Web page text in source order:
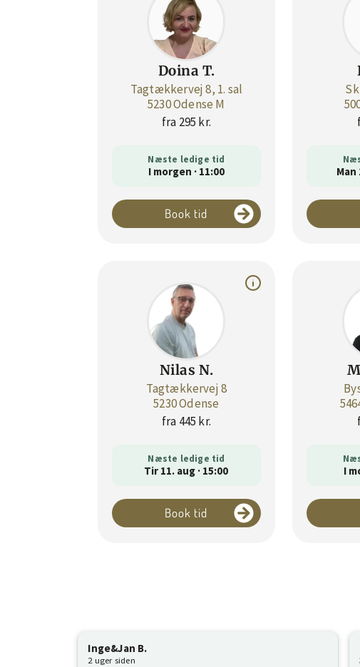
Doina T.
Tagtækkervej 8, 1. sal
5230 Odense M
fra 295 kr.
Næste ledige tid
I morgen · 11:00
Book tid
Man
Nilas N.
Tagtækkervej 8
5230 Odense
fra 445 kr.
Næste ledige tid
Tir 11. aug · 15:00
Book tid
I
Inge&Jan B.
2 uger siden